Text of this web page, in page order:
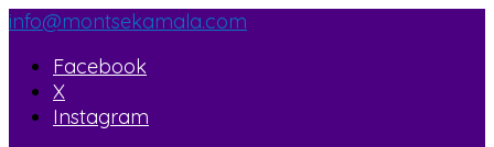
info@montsekamala.com
Facebook
X
Instagram